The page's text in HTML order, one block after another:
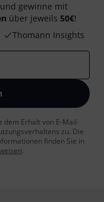
gewinne mit
über jeweils 50€!
Thomann Insights
dem Erhalt von E-Mail-
zu. Die
finden Sie in
.